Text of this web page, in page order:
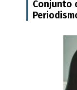
Conjunto